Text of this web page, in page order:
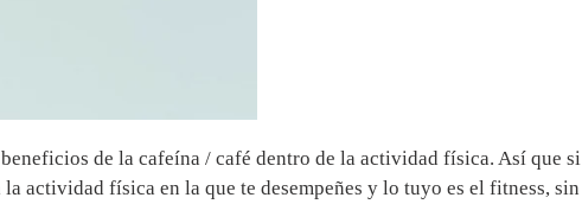
de la cafeína / café dentro de la actividad física. Así que si
actividad física en la que te desempeñes y lo tuyo es el fitness, sin